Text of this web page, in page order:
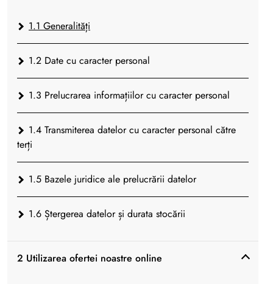
1.1 Generalități
1.2 Date cu caracter personal
1.3 Prelucrarea informațiilor cu caracter personal
1.4 Transmiterea datelor cu caracter personal către
terți
1.5 Bazele juridice ale prelucrării datelor
1.6 Ștergerea datelor și durata stocării
2 Utilizarea ofertei noastre online